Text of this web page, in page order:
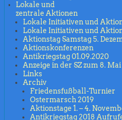
Lokale und
zentrale Aktionen
Lokale Initiativen und
Lokale Initiativen und
Aktionstag Samstag 5.
Aktionskonferenzen
Antikriegstag 01.09.2020
Anzeige in der SZ zum 8.
Links
Archiv
Friedensfußball-Turnier
Ostermarsch 2019
Aktionstage 1. – 4.
Antikriegstag 2018